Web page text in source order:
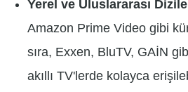
Yerel ve Uluslararası
Amazon Prime Video gibi
sıra, Exxen, BluTV, GAİN
akıllı TV'lerde kolayca